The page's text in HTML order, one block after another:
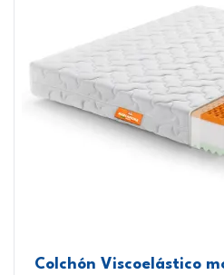
Colchón Viscoelástico